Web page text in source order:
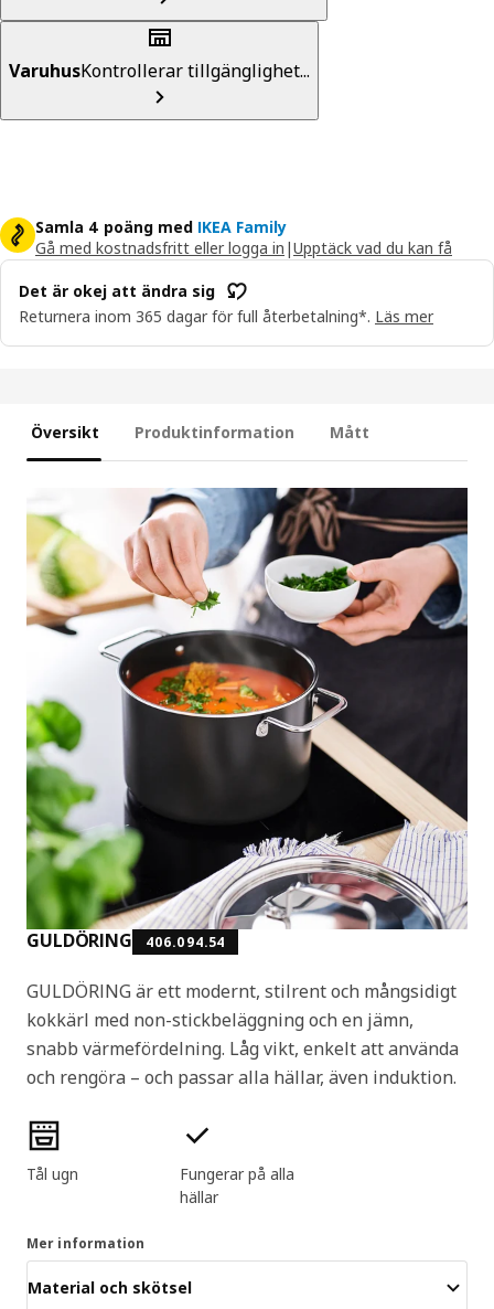
VaruhusKontrollerar tillgänglighet...
Samla 4 poäng med IKEA Family
Gå med kostnadsfritt eller logga in |Upptäck vad du kan få
Det är okej att ändra sig
Returnera inom 365 dagar för full återbetalning*. Läs mer
Översikt Produktinformation Mått
GULDÖRING 406.094.54
GULDÖRING är ett modernt, stilrent och mångsidigt
kokkärl med non-stickbeläggning och en jämn,
snabb värmefördelning. Låg vikt, enkelt att använda
och rengöra – och passar alla hällar, även induktion.
Produktens egenskaper
Tål ugn
Fungerar på alla
hällar
Mer information
Material och skötsel